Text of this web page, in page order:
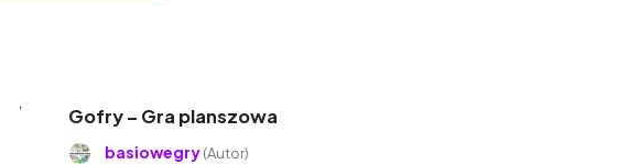
Gofry – Gra planszowa
basiowegry(Autor)